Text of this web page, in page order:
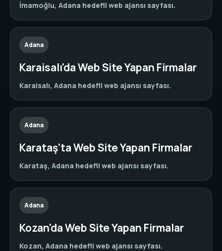
İmamoğlu, Adana hedefli web ajansı sayfası.
Adana
Karaisalı'da Web Site Yapan Firmalar
Karaisalı, Adana hedefli web ajansı sayfası.
Adana
Karataş'ta Web Site Yapan Firmalar
Karataş, Adana hedefli web ajansı sayfası.
Adana
Kozan'da Web Site Yapan Firmalar
Kozan, Adana hedefli web ajansı sayfası.